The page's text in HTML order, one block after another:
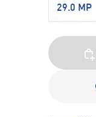
29.0 MP